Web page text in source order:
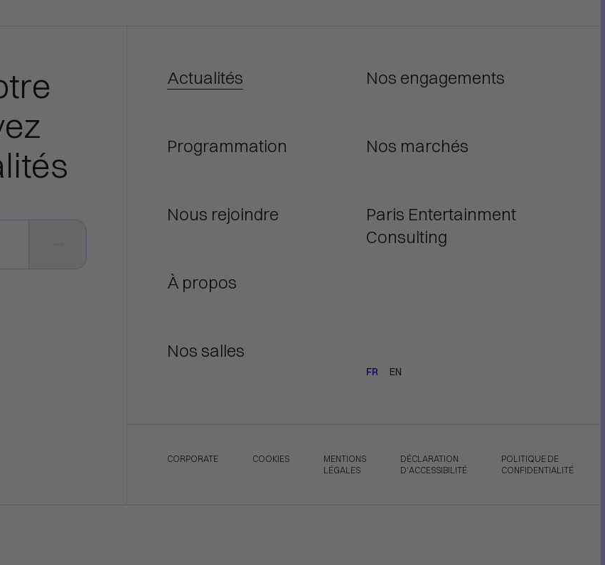
Actualités
Programmation
Nous rejoindre
À propos
Nos salles
Nos engagements
Nos marchés
Paris Entertainment
Consulting
FR EN
CORPORATE COOKIES
MENTIONS
LÉGALES
DÉCLARATION
D'ACCESSIBILITÉ
POLITIQUE DE
CONFIDENTIALITÉ